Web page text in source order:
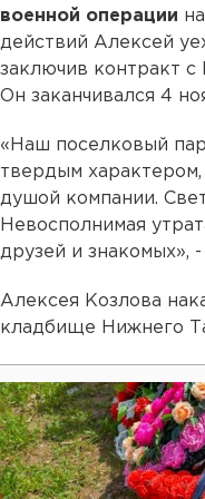
военной операции
действий Алексей
заключив контракт
Он заканчивался 4
«Наш поселковый
твердым
душой компании.
Невосполнимая
друзей и знакомых»,
Алексея Козлова
кладбище Нижнего